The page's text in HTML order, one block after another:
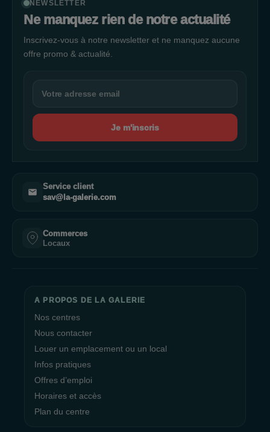
NEWSLETTER
Ne manquez rien de notre actualité
Inscrivez-vous à notre newsletter et ne manquez aucune
offre promo & actualité.
Je m'inscris
Service client
sav@la-galerie.com
Commerces
Locaux
A PROPOS DE LA GALERIE
Nos centres
Nous contacter
Louer un emplacement ou un local
Infos pratiques
Offres d’emploi
Horaires et accès
Plan du centre